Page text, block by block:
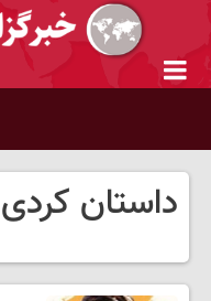
داستان کردی